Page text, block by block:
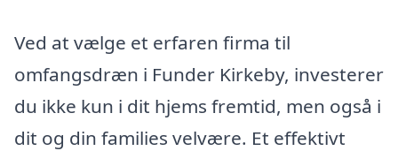
Ved at vælge et erfaren firma til
omfangsdræn i Funder Kirkeby, investerer
du ikke kun i dit hjems fremtid, men også i
dit og din families velvære. Et effektivt